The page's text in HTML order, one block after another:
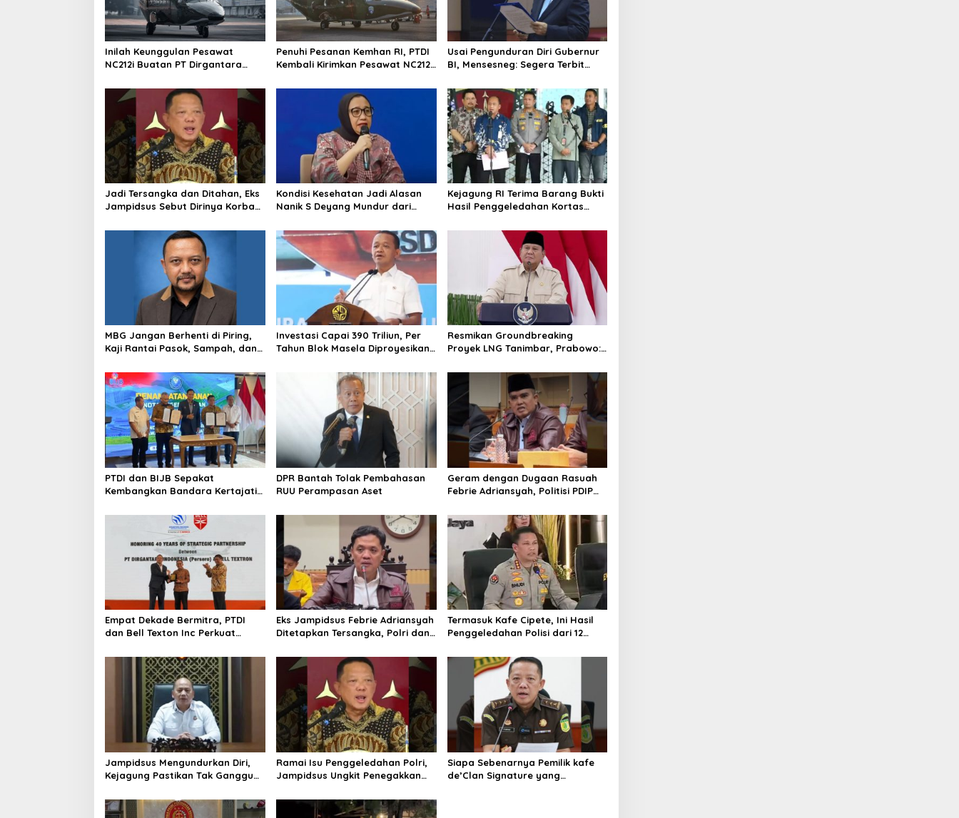
Inilah Keunggulan Pesawat
NC212i Buatan PT Dirgantara
Operasi TNI
Penuhi Pesanan Kemhan RI, PTDI
Kembali Kirimkan Pesawat NC212i
Usai Pengunduran Diri Gubernur
BI, Mensesneg: Segera Terbit
Hormat
Jadi Tersangka dan Ditahan, Eks
Jampidsus Sebut Dirinya Korban
Kondisi Kesehatan Jadi Alasan
Nanik S Deyang Mundur dari
Sudaryono
Kejagung RI Terima Barang Bukti
Hasil Penggeledahan Kortas
MBG Jangan Berhenti di Piring,
Kaji Rantai Pasok, Sampah, dan
Investasi Capai 390 Triliun, Per
Tahun Blok Masela Diproyesikan
Resmikan Groundbreaking
Proyek LNG Tanimbar, Prabowo:
PTDI dan BIJB Sepakat
Kembangkan Bandara Kertajati
Kedirgantaraan Nasional
DPR Bantah Tolak Pembahasan
RUU Perampasan Aset
Geram dengan Dugaan Rasuah
Febrie Adriansyah, Politisi PDIP
Mati
Empat Dekade Bermitra, PTDI
dan Bell Texton Inc Perkuat
Helikopter
Eks Jampidsus Febrie Adriansyah
Ditetapkan Tersangka, Polri dan
Termasuk Kafe Cipete, Ini Hasil
Penggeledahan Polisi dari 12
Jampidsus Mengundurkan Diri,
Kejagung Pastikan Tak Ganggu
Bundar
Ramai Isu Penggeledahan Polri,
Jampidsus Ungkit Penegakkan
Siapa Sebenarnya Pemilik kafe
de’Clan Signature yang